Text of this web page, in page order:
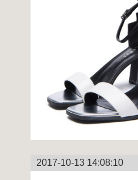
2017-10-13 14:08:10